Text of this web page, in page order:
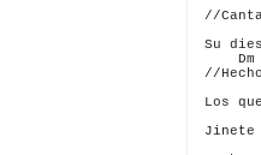
//
Su
Dm
//
Los
Jinete